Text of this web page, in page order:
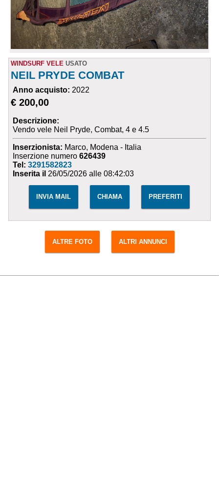
WINDSURF VELE USATO
NEIL PRYDE COMBAT
Anno acquisto: 2022
€ 200,00
Descrizione:
Vendo vele Neil Pryde, Combat, 4 e 4.5
Inserzionista: Marco, Modena - Italia
Inserzione numero626439
Tel:3291582823
Inserita il 26/05/2026 alle 08:42:03
INVIA MAIL CHIAMA PREFERITI
ALTRE FOTO ALTRI ANNUNCI